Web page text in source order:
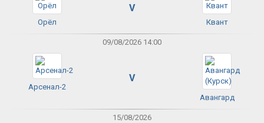
Орёл
V
Квант
09/08/2026 14:00
Арсенал-2
V
Авангард
15/08/2026